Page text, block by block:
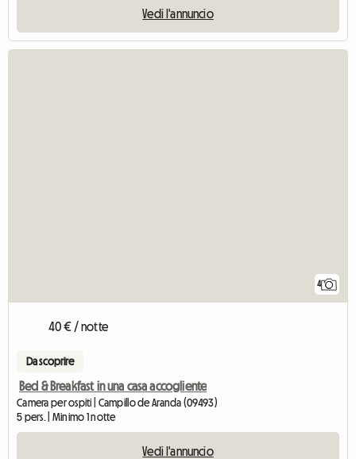
Vedi l'annuncio
4
40 € / notte
Da scoprire
Bed & Breakfast in una casa accogliente
Camera per ospiti | Campillo de Aranda (09493)
5 pers. | Minimo 1 notte
Vedi l'annuncio